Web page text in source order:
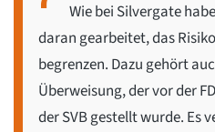
Wie bei Silvergate
daran gearbeitet, das
begrenzen. Dazu gehört
Überweisung, der vor der
der SVB gestellt wurde. Es